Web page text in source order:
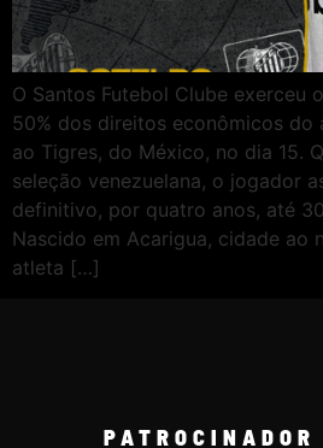
O Santos Futebol Clube exerceu
50% dos direitos econômicos do
ao Tigres, do México, no dia 15.
seleção venezuelana, o jogador
definitivo, por quatro anos, até
Nascido em Acarigua, cidade ao
atleta […]
PATROCINADOR